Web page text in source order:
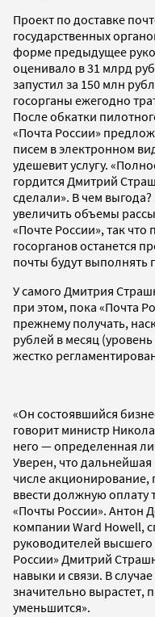
Проект по доставке
государственных
форме предыдущее
оценивало в 31 млрд
запустил за 150 млн
госорганы ежегодно
После обкатки
«Почта России»
писем в электронном
удешевит услугу.
гордится Дмитрий
сделали». В чем
увеличить объемы
«Почте России», так
госорганов останется
почты будут выполнять
У самого Дмитрия
при этом, пока «Почта
прежнему получать,
рублей в месяц
жестко
«Он состоявшийся
говорит министр
него — определенная
Уверен, что дальнейшая
числе
ввести должную оплату
«Почты России». Антон
компании Ward Howell,
руководителей
России» Дмитрий
навыки и связи. В
значительно вырастет,
уменьшится».